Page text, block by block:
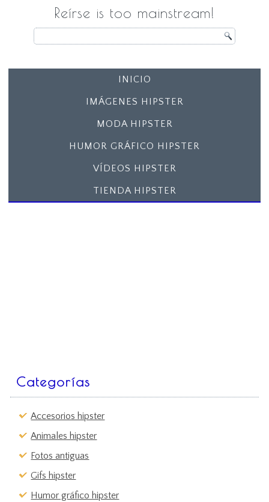
Reírse is too mainstream!
INICIO
IMÁGENES HIPSTER
MODA HIPSTER
HUMOR GRÁFICO HIPSTER
VÍDEOS HIPSTER
TIENDA HIPSTER
Categorías
Accesorios hipster
Animales hipster
Fotos antiguas
Gifs hipster
Humor gráfico hipster